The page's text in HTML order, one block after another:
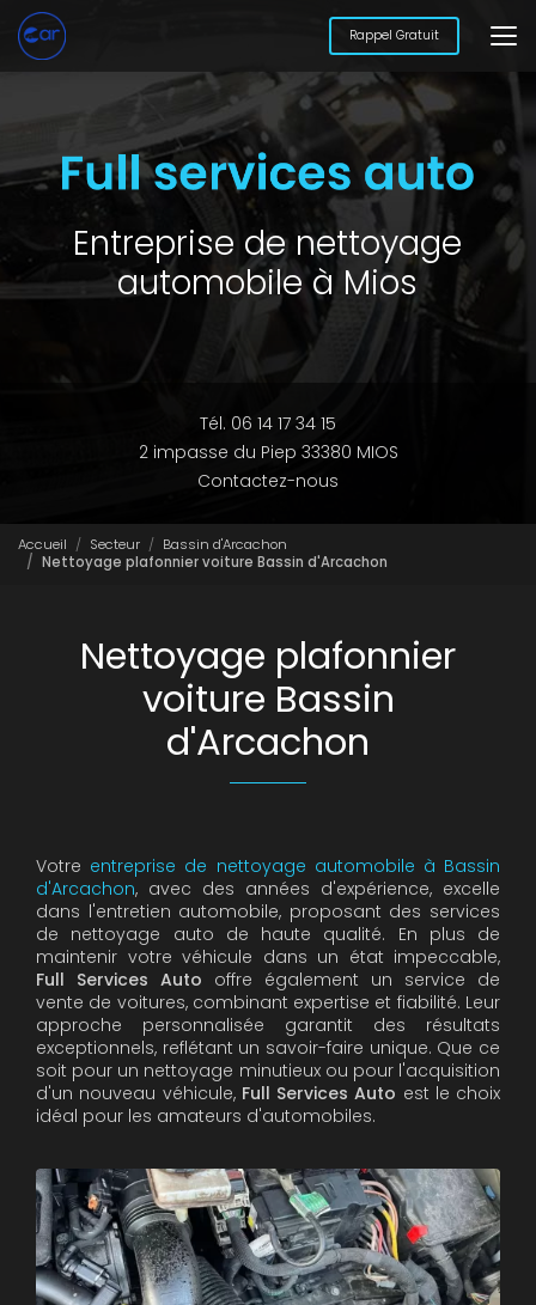
Aller
au
contenu
principal
Rappel Gratuit
Entreprise de nettoyage
automobile à Mios
Tél. 06 14 17 34 15
2 impasse du Piep 33380 MIOS
Contactez-nous
Accueil Secteur
Bassin d'Arcachon
Nettoyage plafonnier voiture Bassin d'Arcachon
Nettoyage plafonnier
voiture Bassin
d'Arcachon
Votre entreprise de nettoyage automobile à Bassin
d'Arcachon, avec des années d'expérience, excelle
dans l'entretien automobile, proposant des services
de nettoyage auto de haute qualité. En plus de
maintenir votre véhicule dans un état impeccable,
Full Services Auto offre également un service de
vente de voitures, combinant expertise et fiabilité. Leur
approche personnalisée garantit des résultats
exceptionnels, reflétant un savoir-faire unique. Que ce
soit pour un nettoyage minutieux ou pour l'acquisition
d'un nouveau véhicule, Full Services Auto est le choix
idéal pour les amateurs d'automobiles.